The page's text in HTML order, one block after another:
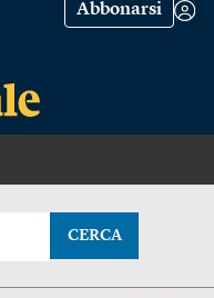
Abbonarsi
CERCA